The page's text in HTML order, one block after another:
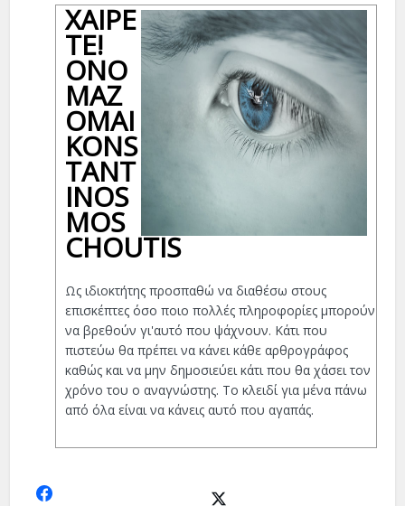
ΧΑΊΡΕ
ΤΕ!
ΟΝΟ
ΜΆΖ
ΟΜΑΙ
KONS
TANT
INOS
MOS
CHOUTIS
Ως ιδιοκτήτης προσπαθώ να διαθέσω στους
επισκέπτες όσο ποιο πολλές πληροφορίες μπορούν
να βρεθούν γι'αυτό που ψάχνουν. Κάτι που
πιστεύω θα πρέπει να κάνει κάθε αρθρογράφος
καθώς και να μην δημοσιεύει κάτι που θα χάσει τον
χρόνο του ο αναγνώστης. Το κλειδί για μένα πάνω
από όλα είναι να κάνεις αυτό που αγαπάς.